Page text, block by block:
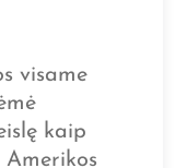
visame
kaip
Amerikos